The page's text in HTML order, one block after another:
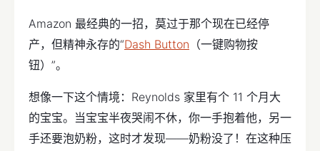
Amazon 最经典的一招，莫过于那个现在已经停
产，但精神永存的“Dash Button （一键购物按
钮）”。
想像一下这个情境：Reynolds 家里有个 11 个月大
的宝宝。当宝宝半夜哭闹不休，你一手抱着他，另一
手还要泡奶粉，这时才发现——奶粉没了！在这种压